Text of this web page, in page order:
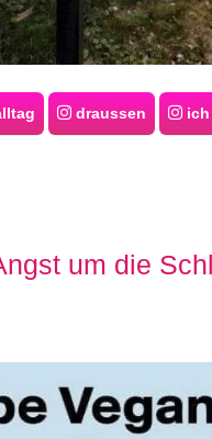
draussen ich
um die